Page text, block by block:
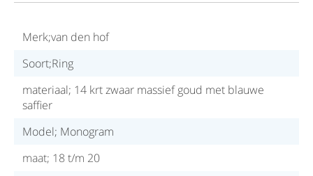
Merk;van den hof
Soort;Ring
materiaal; 14 krt zwaar massief goud met blauwe
saffier
Model; Monogram
maat; 18 t/m 20